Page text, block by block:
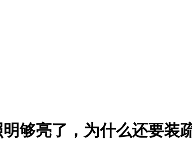
够亮了，为什么还要装